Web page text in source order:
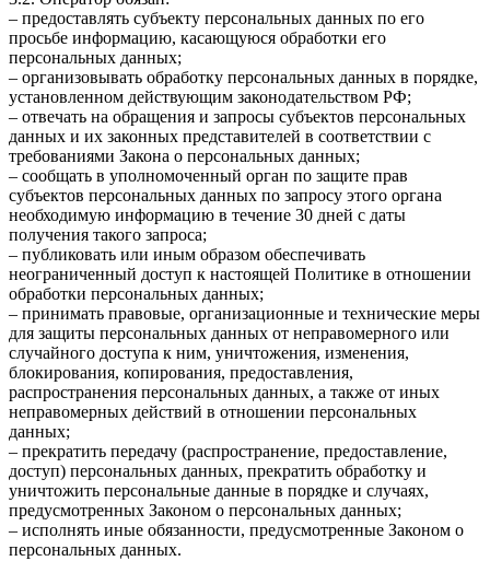
– предоставлять субъекту персональных данных по его
просьбе информацию, касающуюся обработки его
персональных данных;
– организовывать обработку персональных данных в порядке,
установленном действующим законодательством РФ;
– отвечать на обращения и запросы субъектов персональных
данных и их законных представителей в соответствии с
требованиями Закона о персональных данных;
– сообщать в уполномоченный орган по защите прав
субъектов персональных данных по запросу этого органа
необходимую информацию в течение 30 дней с даты
получения такого запроса;
– публиковать или иным образом обеспечивать
неограниченный доступ к настоящей Политике в отношении
обработки персональных данных;
– принимать правовые, организационные и технические меры
для защиты персональных данных от неправомерного или
случайного доступа к ним, уничтожения, изменения,
блокирования, копирования, предоставления,
распространения персональных данных, а также от иных
неправомерных действий в отношении персональных
данных;
– прекратить передачу (распространение, предоставление,
доступ) персональных данных, прекратить обработку и
уничтожить персональные данные в порядке и случаях,
предусмотренных Законом о персональных данных;
– исполнять иные обязанности, предусмотренные Законом о
персональных данных.